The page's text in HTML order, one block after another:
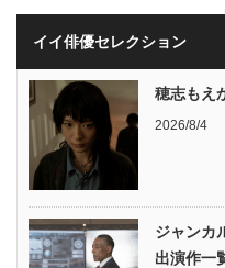
イイ俳優セレクション
穂志もえ
2026/8/4
ジャンカ
出演作一